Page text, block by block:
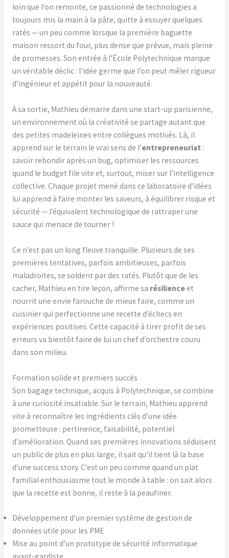
loin que l’on remonte, ce passionné de technologies a
toujours mis la main à la pâte, quitte à essuyer quelques
ratés — un peu comme lorsque la première baguette
maison ressort du four, plus dense que prévue, mais pleine
de promesses. Son entrée à l’École Polytechnique marque
un véritable déclic : l’idée germe que l’on peut mêler rigueur
d’ingénieur et appétit pour la nouveauté.
À sa sortie, Mathieu démarre dans une start-up parisienne,
un environnement où la créativité se partage autant que
des petites madeleines entre collègues motivés. Là, il
apprend sur le terrain le vrai sens de l’entrepreneuriat :
savoir rebondir après un bug, optimiser les ressources
quand le budget file vite et, surtout, miser sur l’intelligence
collective. Chaque projet mené dans ce laboratoire d’idées
lui apprend à faire monter les saveurs, à équilibrer risque et
sécurité — l’équivalent technologique de rattraper une
sauce qui menace de tourner !
Ce n’est pas un long fleuve tranquille. Plusieurs de ses
premières tentatives, parfois ambitieuses, parfois
maladroites, se soldent par des ratés. Plutôt que de les
cacher, Mathieu en tire leçon, affirme sa résilienceet
nourrit une envie farouche de mieux faire, comme un
cuisinier qui perfectionne une recette d’échecs en
expériences positives. Cette capacité à tirer profit de ses
erreurs va bientôt faire de lui un chef d’orchestre couru
dans son milieu.
Formation solide et premiers succès
Son bagage technique, acquis à Polytechnique, se combine
à une curiosité insatiable. Sur le terrain, Mathieu apprend
vite à reconnaître les ingrédients clés d’une idée
prometteuse : pertinence, faisabilité, potentiel
d’amélioration. Quand ses premières innovations séduisent
un public de plus en plus large, il sait qu’il tient là la base
d’une success story. C’est un peu comme quand un plat
familial enthousiasme tout le monde à table : on sait alors
que la recette est bonne, il reste à la peaufiner.
Développement d’un premier système de gestion de
données utile pour les PME
Mise au point d’un prototype de sécurité informatique